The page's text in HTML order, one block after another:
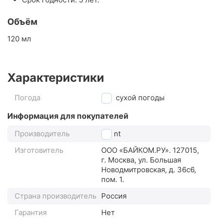
Объём
120 мл
Характеристики
Погода для сухой погоды
Информация для покупателей
Производитель
Grent
Изготовитель
ООО «БАЙКОМ.РУ». 127015,
г. Москва, ул. Большая
Новодмитровская, д. 36с6,
пом. 1.
Страна производитель Россия
Гарантия
Нет